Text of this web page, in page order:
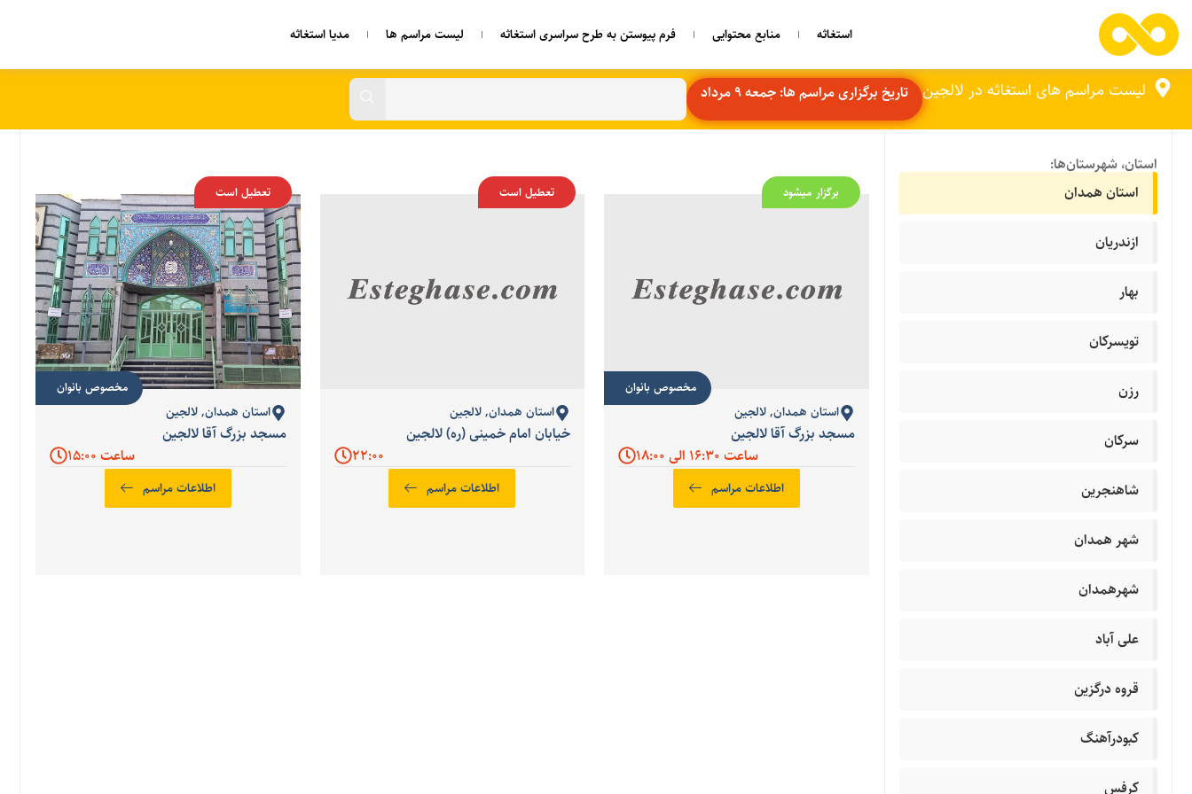
استغاثه منابع محتوایی فرم پیوستن به طرح سراسری استغاثه لیست مراسم ها مدیا استغاثه
لیست مراسم های استغاثه در لالجین تاریخ برگزاری مراسم ها: جمعه 9 مرداد
استان، شهرستان‌ها:
استان همدان
ازندریان
بهار
تویسرکان
رزن
سرکان
شاهنجرین
شهر همدان
شهرهمدان
علی آباد
قروه درگزین
کبودرآهنگ
کرفس
برگزار میشود
استان همدان,لالجین
مسجد بزرگ آقا لالجین
ساعت 16:30 الی 18:00
اطلاعات مراسم
مخصوص بانوان
تعطیل است
استان همدان,لالجین
خیابان امام خمینی (ره) لالجین
22:00
اطلاعات مراسم
تعطیل است
استان همدان,لالجین
مسجد بزرگ آقا لالجین
ساعت 15:00
اطلاعات مراسم
مخصوص بانوان